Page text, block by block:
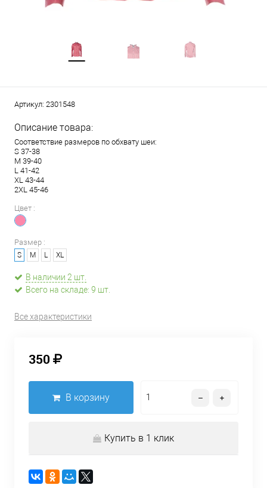
Артикул: 2301548
Описание товара:
Соответствие размеров по обхвату шеи:
S 37-38
M 39-40
L 41-42
XL 43-44
2XL 45-46
Цвет :
Размер :
S M L XL
В наличии 2 шт.
Всего на складе: 9 шт.
Все характеристики
350
В корзину
Купить в 1 клик